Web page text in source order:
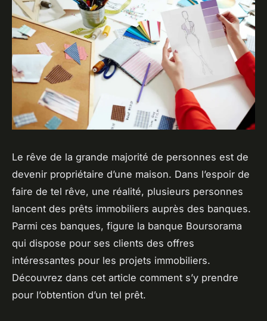
Le rêve de la grande majorité de personnes est de
devenir propriétaire d’une maison. Dans l’espoir de
faire de tel rêve, une réalité, plusieurs personnes
lancent des prêts immobiliers auprès des banques.
Parmi ces banques, figure la banque Boursorama
qui dispose pour ses clients des offres
intéressantes pour les projets immobiliers.
Découvrez dans cet article comment s’y prendre
pour l’obtention d’un tel prêt.